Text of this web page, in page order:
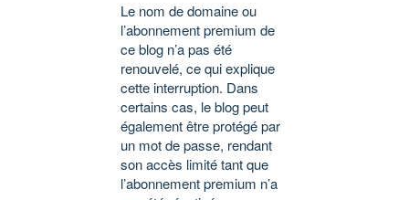
Le nom de domaine ou
l’abonnement premium de
ce blog n’a pas été
renouvelé, ce qui explique
cette interruption. Dans
certains cas, le blog peut
également être protégé par
un mot de passe, rendant
son accès limité tant que
l’abonnement premium n’a